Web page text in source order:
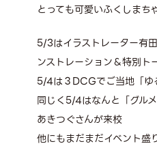
とっても可愛いふくしまち
5/3はイラストレーター有
ンストレーション＆特別ト
5/4は３DCGでご当地「ゆ
同じく5/4はなんと「グル
あきつぐさんが来校
他にもまだまだイベント盛